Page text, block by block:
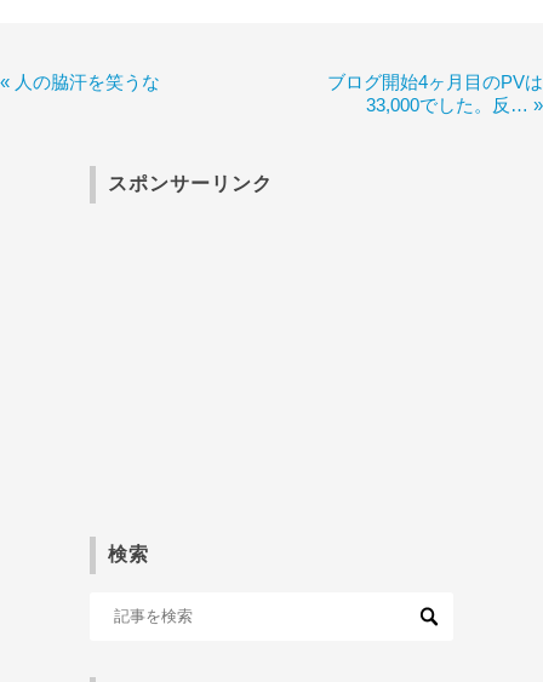
« 人の脇汗を笑うな
ブログ開始4ヶ月目のPVは
33,000でした。反… »
スポンサーリンク
検索